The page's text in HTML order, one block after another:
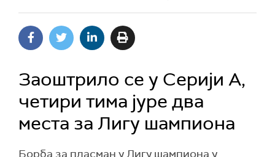
Заоштрило се у Серији А,
четири тима јуре два
места за Лигу шампиона
Борба за пласман у Лигу шампиона у